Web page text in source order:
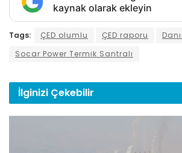
kaynak olarak ekleyin
Tags: ÇED olumlu ÇED raporu
Socar Power Termik Santralı
İlginizi Çekebilir